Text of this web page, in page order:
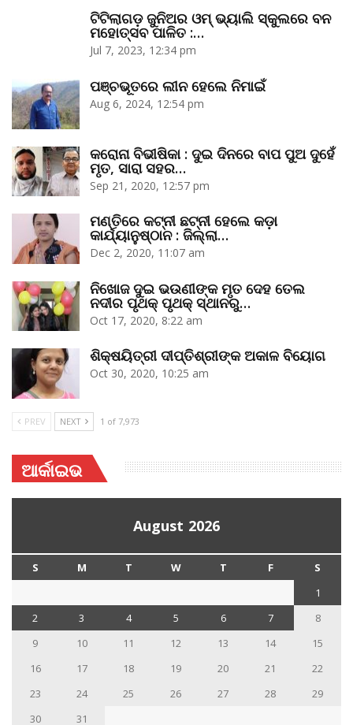
ଟିଟିଲାଗଡ଼ ଜୁନିଅର ଓମ୍‌ ଭ୍ୟାଲି ସ୍କୁଲରେ ବନ
ମହୋତ୍ସବ ପାଳିତ :…
Jul 7, 2023, 12:34 pm
ପଞ୍ଚଭୂତରେ ଲୀନ ହେଲେ ନିମାଇଁ
Aug 6, 2024, 12:54 pm
କରୋନା ବିଭୀଷିକା : ଦୁଇ ଦିନରେ ବାପ ପୁଅ ଦୁହେଁ
ମୃତ, ସାରା ସହର…
Sep 21, 2020, 12:57 pm
ମଣ୍ତିରେ କଟ୍‌ନୀ ଛଟ୍‌ନୀ ହେଲେ କଡ଼ା
କାର୍ଯ୍ୟାନୁଷ୍ଠାନ : ଜିଲ୍ଲା…
Dec 2, 2020, 11:07 am
ନିଖୋଜ ଦୁଇ ଭଉଣୀଙ୍କ ମୃତ ଦେହ ତେଲ
ନଦୀର ପୃଥକ୍‌ ପୃଥକ୍‌ ସ୍ଥାନରୁ…
Oct 17, 2020, 8:22 am
ଶିକ୍ଷୟିତ୍ରୀ ଦୀପ୍ତିଶ୍ରୀଙ୍କ ଅକାଳ ବିୟୋଗ
Oct 30, 2020, 10:25 am
PREV NEXT 1 of 7,973
ଆର୍କାଇଭ
August 2026
S M T W T F
S
1
2
3 4 5 6 7
8
9
10 11 12 13 14
15
16
17 18 19 20 21
22
23
24 25 26 27 28
29
30
31